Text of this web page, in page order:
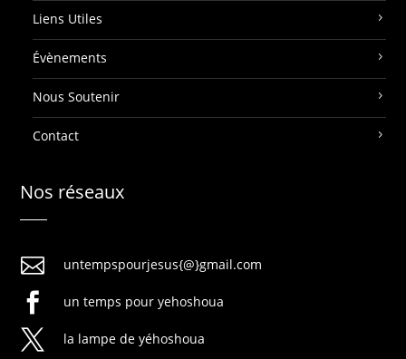
Liens Utiles
Évènements
Nous Soutenir
Contact
Nos réseaux
 untempspourjesus{@}gmail.com
 un temps pour yehoshoua
 la lampe de yéhoshoua